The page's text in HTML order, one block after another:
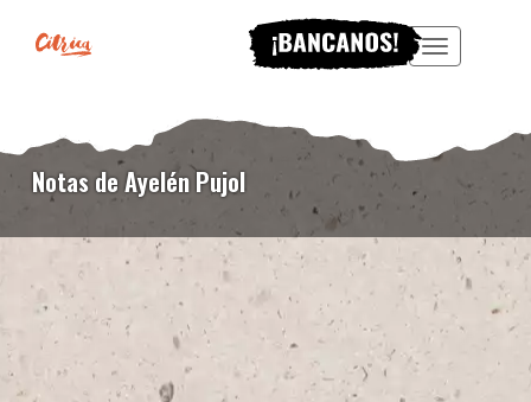
Menu
Notas de Ayelén Pujol